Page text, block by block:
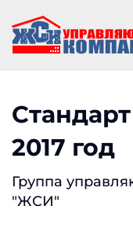
2017 год
Группа
"ЖСИ"